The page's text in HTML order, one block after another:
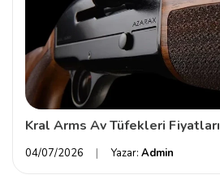
Kral Arms Av Tüfekleri Fiyatları
04/07/2026 Yazar: Admin